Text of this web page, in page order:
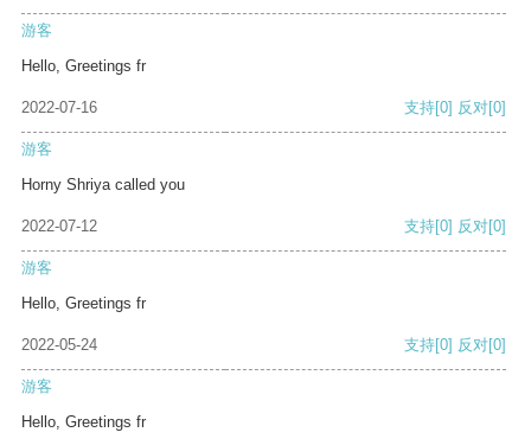
游客
Hello, Greetings fr
2022-07-16 支持[0] 反对[0]
游客
Horny Shriya called you
2022-07-12 支持[0] 反对[0]
游客
Hello, Greetings fr
2022-05-24 支持[0] 反对[0]
游客
Hello, Greetings fr